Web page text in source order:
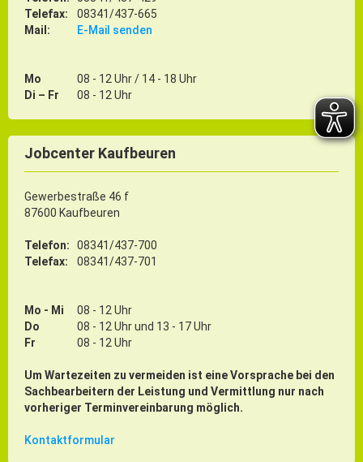
Telefax:
08341/437-665
Mail:
E-Mail senden
Mo
08 - 12 Uhr / 14 - 18 Uhr
Di – Fr
08 - 12 Uhr
Jobcenter Kaufbeuren
Gewerbestraße 46 f
87600 Kaufbeuren
Telefon:
08341/437-700
Telefax:
08341/437-701
Mo - Mi
08 - 12 Uhr
Do
08 - 12 Uhr und 13 - 17 Uhr
Fr
08 - 12 Uhr
Um Wartezeiten zu vermeiden ist eine Vorsprache bei den
Sachbearbeitern der Leistung und Vermittlung nur nach
vorheriger Terminvereinbarung möglich.
Kontaktformular